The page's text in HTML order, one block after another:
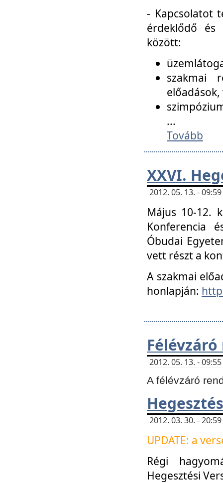
- Kapcsolatot
érdeklődő és
között:
szakmai
...
Tovább
XXVI.
2012. 05. 13. -
Május 10-12.
Konferencia
Óbudai
vett részt a
A szakmai
honlapján:
2012. 05. 13. -
A félévzáró
2012. 03. 30. -
UPDATE: a
Régi
Hegesztési